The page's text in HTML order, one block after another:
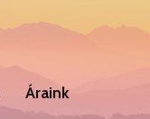
Áraink